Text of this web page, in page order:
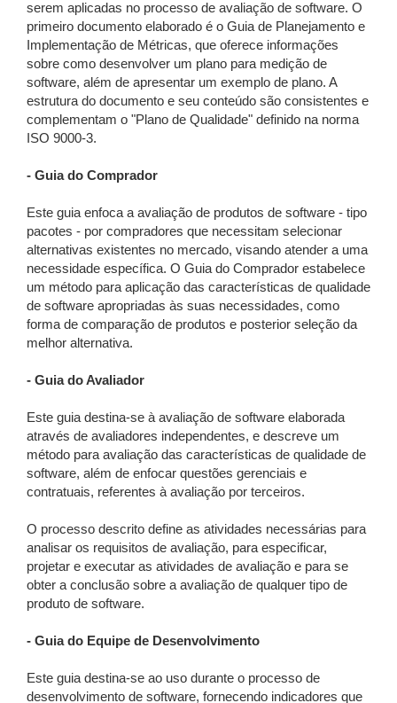
serem aplicadas no processo de avaliação de software. O
primeiro documento elaborado é o Guia de Planejamento e
Implementação de Métricas, que oferece informações
sobre como desenvolver um plano para medição de
software, além de apresentar um exemplo de plano. A
estrutura do documento e seu conteúdo são consistentes e
complementam o "Plano de Qualidade" definido na norma
ISO 9000-3.
- Guia do Comprador
Este guia enfoca a avaliação de produtos de software - tipo
pacotes - por compradores que necessitam selecionar
alternativas existentes no mercado, visando atender a uma
necessidade específica. O Guia do Comprador estabelece
um método para aplicação das características de qualidade
de software apropriadas às suas necessidades, como
forma de comparação de produtos e posterior seleção da
melhor alternativa.
- Guia do Avaliador
Este guia destina-se à avaliação de software elaborada
através de avaliadores independentes, e descreve um
método para avaliação das características de qualidade de
software, além de enfocar questões gerenciais e
contratuais, referentes à avaliação por terceiros.
O processo descrito define as atividades necessárias para
analisar os requisitos de avaliação, para especificar,
projetar e executar as atividades de avaliação e para se
obter a conclusão sobre a avaliação de qualquer tipo de
produto de software.
- Guia do Equipe de Desenvolvimento
Este guia destina-se ao uso durante o processo de
desenvolvimento de software, fornecendo indicadores que